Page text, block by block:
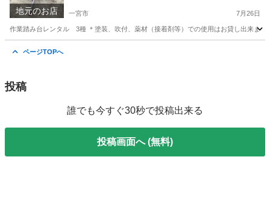
地元のお店
3種 愛知 岐阜 一宮市 グッドプライス一宮
一宮市 7月26日
作業踏み台レンタル 3種 ＊塗装、吹付、薬材（接着剤等）での使用はお貸し出来
ページTOPへ
投稿
誰でも今すぐ30秒で投稿出来る
投稿画面へ (無料)